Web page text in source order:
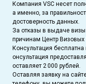
Компания VSC несет
а именно, за
достоверность данных.
За отказы в выдаче
причинам Центр Визовых
Консультация
онсультация
оставляет 2 000 рублей.
Оставляя заявку на